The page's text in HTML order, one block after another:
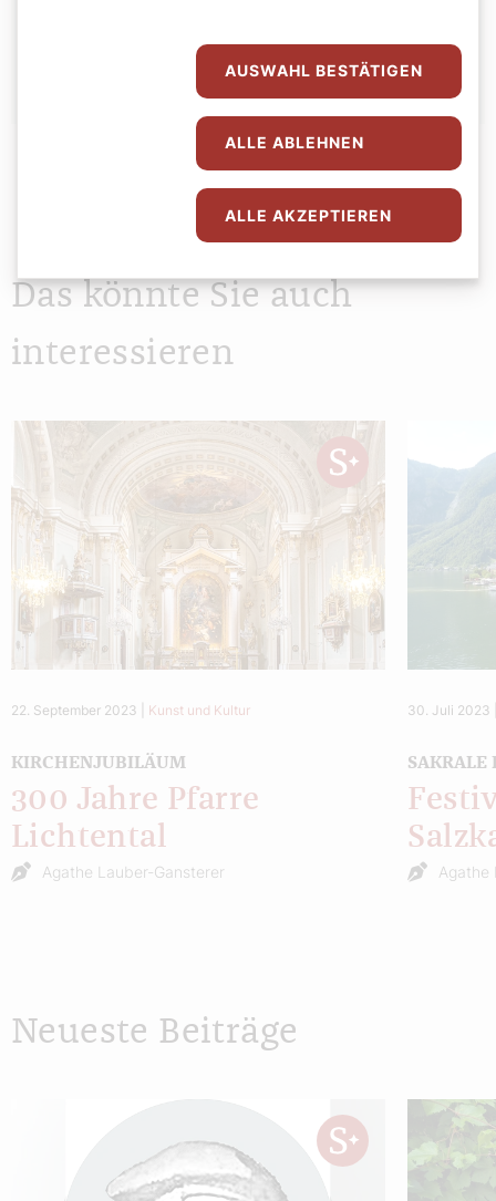
Sophie Lauringer
Das könnte Sie auch
interessieren
22. September 2023 Kunst und Kultur
KIRCHENJUBILÄUM
300 Jahre Pfarre
Lichtental
Agathe Lauber-Gansterer
30. Juli 2023
SAKRALE
Agathe
Neueste Beiträge
AUSWAHL BESTÄTIGEN
ALLE ABLEHNEN
ALLE AKZEPTIEREN